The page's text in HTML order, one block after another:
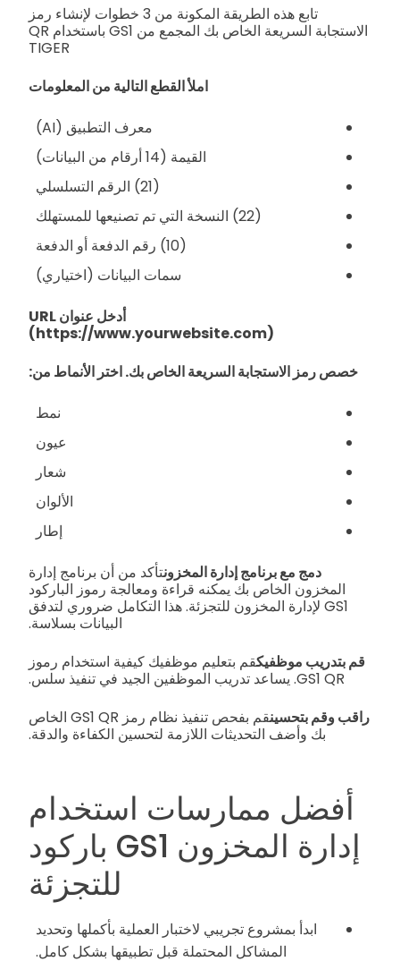
تابع هذه الطريقة المكونة من 3 خطوات لإنشاء رمز
الاستجابة السريعة الخاص بك المجمع من GS1 باستخدام QR
TIGER
املأ القطع التالية من المعلومات
معرف التطبيق (AI)
القيمة (14 أرقام من البيانات)
(21) الرقم التسلسلي
(22) النسخة التي تم تصنيعها للمستهلك
(10) رقم الدفعة أو الدفعة
سمات البيانات (اختياري)
أدخل عنوان URL
(https://www.yourwebsite.com)
خصص رمز الاستجابة السريعة الخاص بك. اختر الأنماط من:
نمط
عيون
شعار
الألوان
إطار
دمج مع برنامج إدارة المخزونتأكد من أن برنامج إدارة
المخزون الخاص بك يمكنه قراءة ومعالجة رموز الباركود
GS1 لإدارة المخزون للتجزئة. هذا التكامل ضروري لتدفق
البيانات بسلاسة.
قم بتدريب موظفيكقم بتعليم موظفيك كيفية استخدام رموز
GS1 QR. يساعد تدريب الموظفين الجيد في تنفيذ سلس.
راقب وقم بتحسين
قم بفحص تنفيذ نظام رمز GS1 QR الخاص
بك وأضف التحديثات اللازمة لتحسين الكفاءة والدقة.
أفضل ممارسات استخدام
إدارة المخزون GS1 باركود
للتجزئة
ابدأ بمشروع تجريبي لاختبار العملية بأكملها وتحديد
المشاكل المحتملة قبل تطبيقها بشكل كامل.